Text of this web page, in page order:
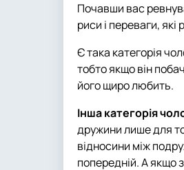
Почавши вас
риси і переваги,
Є така категорія
тобто якщо він
його щиро любить.
Інша категорія
дружини лише для
відносини між
попередній. А якщо